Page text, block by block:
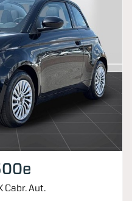
Cabr. Aut.